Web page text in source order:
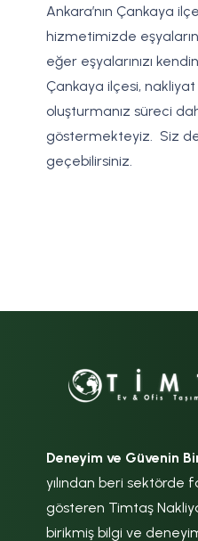
Ankara’nın Çankaya
hizmetimizde
eğer eşyalarınızı
Çankaya ilçesi,
oluşturmanız süreci
göstermekteyiz. Siz
geçebilirsiniz.
Deneyim ve Güvenin
yılından beri sektörde
gösteren Timtaş
birikmiş bilgi ve